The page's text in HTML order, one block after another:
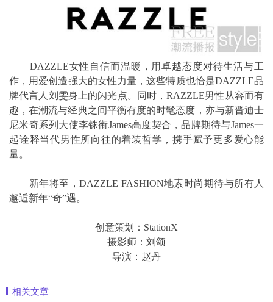
DAZZLE女性自信而温暖，用卓越态度对待生活与工
作，用爱创造强大的女性力量，这些特质也恰是DAZZLE品
牌代言人刘雯身上的闪光点。同时，RAZZLE男性从容而有
趣，在潮流与经典之间平衡有度的时髦态度，亦与新晋迪士
尼米奇系列大使李铢衔James高度契合，品牌期待与James一
起诠释当代男性所向往的着装哲学，携手赋予更多爱心能
量。
新年将至，DAZZLE FASHION地素时尚期待与所有人
邂逅新年“奇”遇。
创意策划：StationX
摄影师：刘颂
导演：赵丹
相关文章